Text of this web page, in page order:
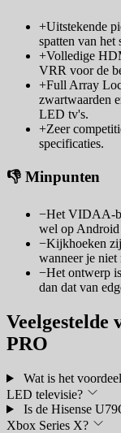
+Uitstekende
spatten van het
+Volledige
VRR voor de
+Full Array
zwartwaarden
LED tv's.
+Zeer
specificaties.
👎 Minpunten
−Het VIDAA-
wel op
−Kijkhoeken
wanneer je
−Het ontwerp
dan dat van
Veelgestelde
PRO
Wat is het
LED televisie?
Is de Hisense
Xbox Series X?